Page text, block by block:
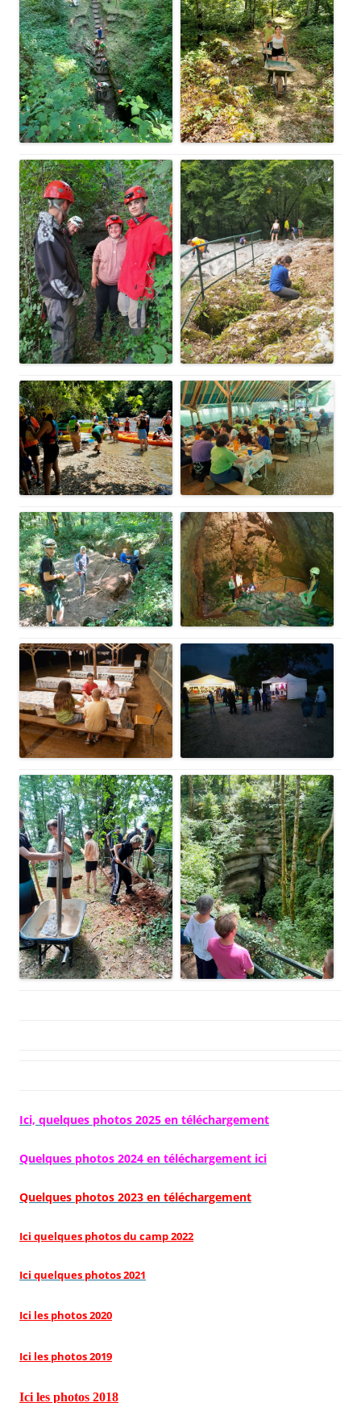
Ici, quelques photos 2025 en téléchargement
Quelques photos 2024 en téléchargement ici
Quelques photos 2023 en téléchargement
Ici quelques photos du camp 2022
Ici quelques photos 2021
Ici les photos 2020
Ici les photos 2019
Ici les photos 2018